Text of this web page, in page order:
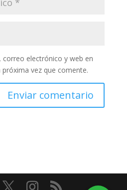
correo electrónico y web en
vez que comente.